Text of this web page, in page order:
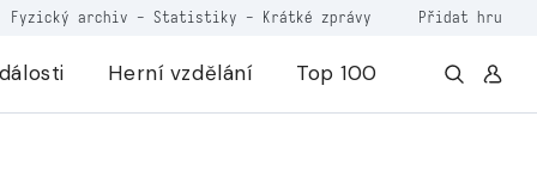
Fyzický archiv - Statistiky - Krátké zprávy Přidat hru
Herní vzdělání Top 100